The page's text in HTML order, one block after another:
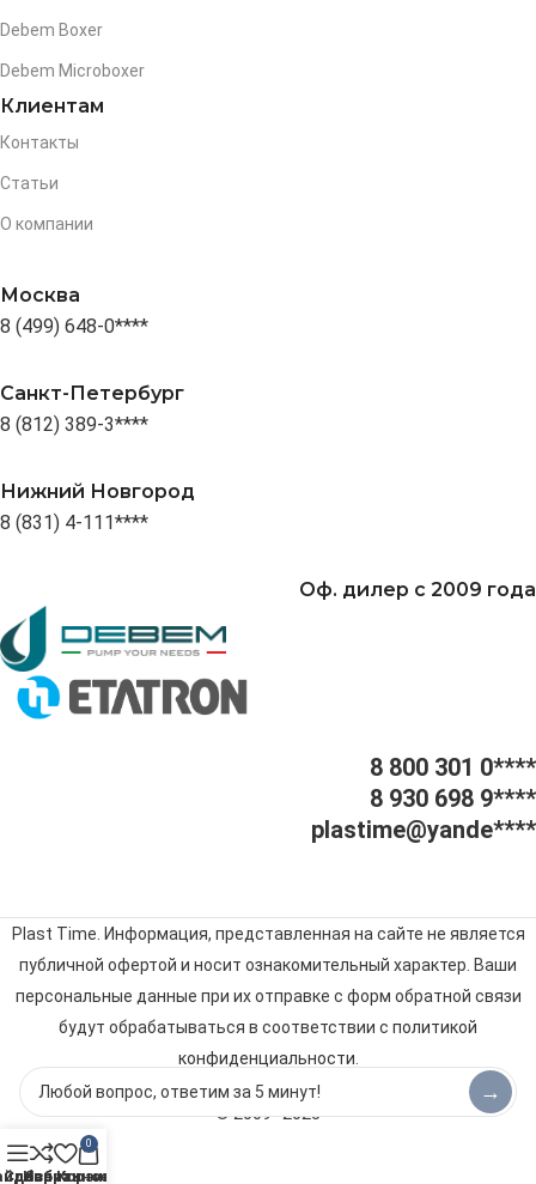
Debem Boxer
Debem Microboxer
Клиентам
Контакты
Статьи
О компании
Москва
8 (499) 648-0****
Санкт-Петербург
8 (812) 389-3****
Нижний Новгород
8 (831) 4-111****
Оф. дилер с 2009 года
8 800 301 0****
8 930 698 9****
plastime@yande****
Plast Time. Информация, представленная на сайте не является
публичной офертой и носит ознакомительный характер. Ваши
персональные данные при их отправке с форм обратной связи
будут обрабатываться в соответствии с политикой
конфиденциальности.
© 2009–2025
→
Сравнить
Избранное
0
Корзина